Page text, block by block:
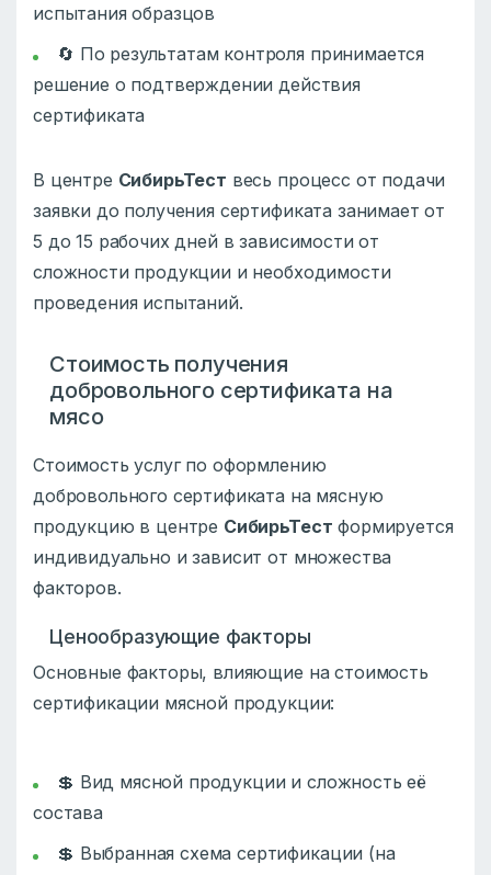
испытания образцов
🔄 По результатам контроля принимается
решение о подтверждении действия
сертификата
В центре СибирьТест весь процесс от подачи
заявки до получения сертификата занимает от
5 до 15 рабочих дней в зависимости от
сложности продукции и необходимости
проведения испытаний.
Стоимость получения
добровольного сертификата на
мясо
Стоимость услуг по оформлению
добровольного сертификата на мясную
продукцию в центре СибирьТест формируется
индивидуально и зависит от множества
факторов.
Ценообразующие факторы
Основные факторы, влияющие на стоимость
сертификации мясной продукции:
💲 Вид мясной продукции и сложность её
состава
💲 Выбранная схема сертификации (на